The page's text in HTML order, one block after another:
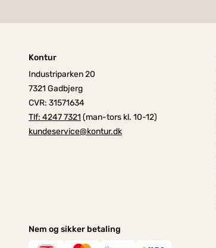
Kontur
Industriparken 20
7321 Gadbjerg
CVR: 31571634
Tlf: 4247 7321 (man-tors kl. 10-12)
kundeservice@kontur.dk
Nem og sikker betaling